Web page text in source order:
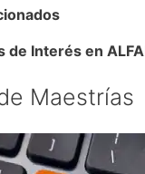
de Interés en
Maestrías